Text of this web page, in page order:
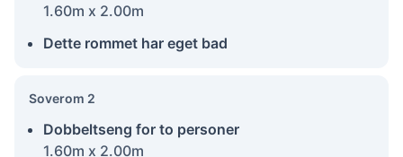
1.60m x 2.00m
Dette rommet har eget bad
Soverom 2
Dobbeltseng for to personer
1.60m x 2.00m